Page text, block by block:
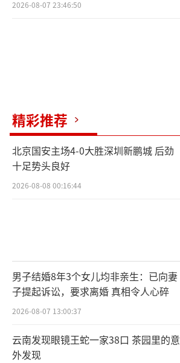
2026-08-07 23:46:50
精彩推荐
北京国安主场4-0大胜深圳新鹏城 后劲
十足势头良好
2026-08-08 00:16:44
男子结婚8年3个女儿均非亲生：已向妻
子提起诉讼，要求离婚 真相令人心碎
2026-08-07 13:00:37
云南发现眼镜王蛇一家38口 茶园里的意
外发现